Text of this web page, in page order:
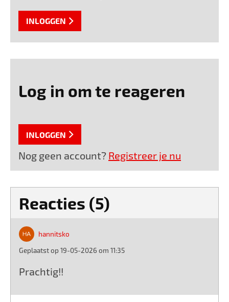
INLOGGEN
Log in om te reageren
INLOGGEN
Nog geen account? Registreer je nu
Reacties (5)
hannitsko
Geplaatst op 19-05-2026 om 11:35
Prachtig!!